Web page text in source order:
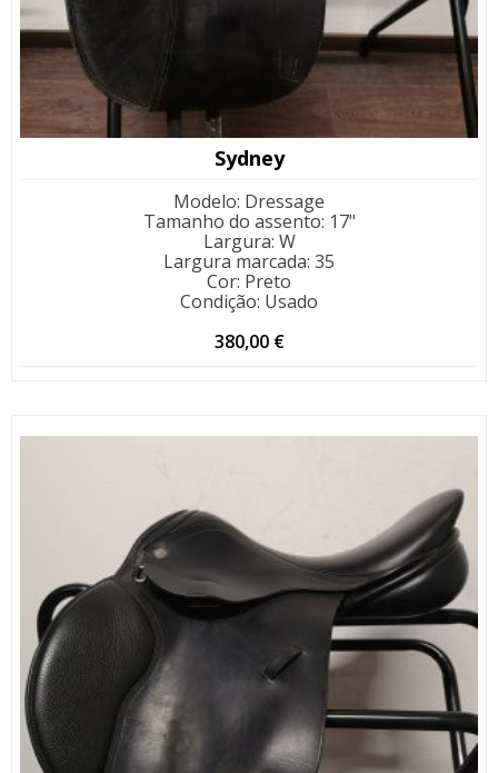
Sydney
Modelo: Dressage
Tamanho do assento: 17"
Largura: W
Largura marcada: 35
Cor: Preto
Condição: Usado
380,00 €